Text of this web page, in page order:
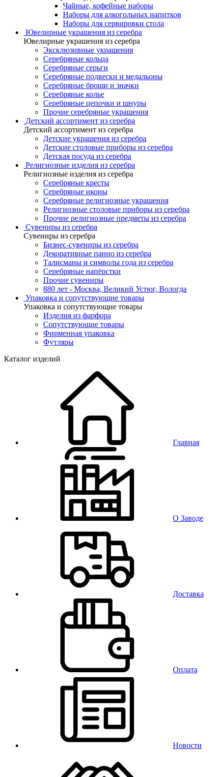
Чайные, кофейные наборы
Наборы для алкогольных напитков
Наборы для сервировки стола
Ювелирные украшения из серебра
Ювелирные украшения из серебра
Эксклюзивные украшения
Серебряные кольца
Серебряные серьги
Серебряные подвески и медальоны
Серебряные броши и значки
Серебряные колье
Серебряные цепочки и шнуры
Прочие серебряные украшения
Детский ассортимент из серебра
Детский ассортимент из серебра
Детские украшения из серебра
Детские столовые приборы из серебра
Детская посуда из серебра
Религиозные изделия из серебра
Религиозные изделия из серебра
Серебряные кресты
Серебряные иконы
Серебряные религиозные украшения
Религиозные столовые приборы из серебра
Прочие религиозные предметы из серебра
Сувениры из серебра
Сувениры из серебра
Бизнес-сувениры из серебра
Декоративные панно из серебра
Талисманы и символы года из серебра
Серебряные напёрстки
Прочие сувениры
880 лет - Москва, Великий Устюг, Вологда
Упаковка и сопутствующие товары
Упаковка и сопутствующие товары
Изделия из фарфора
Сопутствующие товары
Фирменная упаковка
Футляры
Каталог изделий
Главная
О Заводе
Доставка
Оплата
Новости